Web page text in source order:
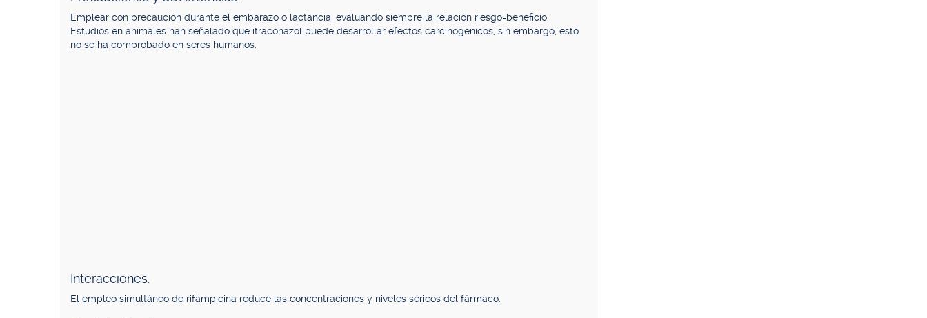
Emplear con precaución durante el embarazo o lactancia, evaluando siempre la relación riesgo-beneficio.
Estudios en animales han señalado que itraconazol puede desarrollar efectos carcinogénicos; sin embargo, esto
no se ha comprobado en seres humanos.
Interacciones.
El empleo simultáneo de rifampicina reduce las concentraciones y niveles séricos del fármaco.